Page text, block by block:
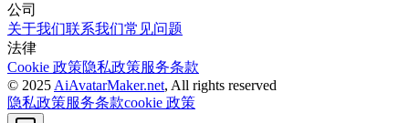
公司
关于我们联系我们常见问题
法律
Cookie 政策隐私政策服务条款
© 2025 AiAvatarMaker.net, All rights reserved
隐私政策服务条款cookie 政策